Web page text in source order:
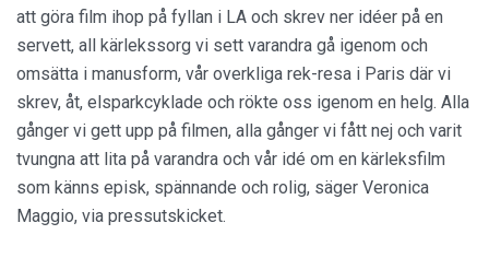
att göra film ihop på fyllan i LA och skrev ner idéer på en
servett, all kärlekssorg vi sett varandra gå igenom och
omsätta i manusform, vår overkliga rek-resa i Paris där vi
skrev, åt, elsparkcyklade och rökte oss igenom en helg. Alla
gånger vi gett upp på filmen, alla gånger vi fått nej och varit
tvungna att lita på varandra och vår idé om en kärleksfilm
som känns episk, spännande och rolig, säger Veronica
Maggio, via pressutskicket.